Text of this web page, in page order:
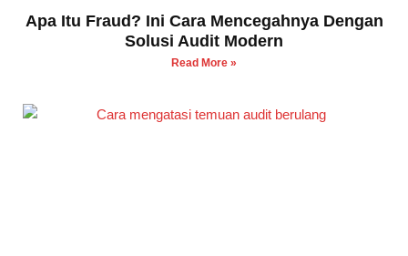
Apa Itu Fraud? Ini Cara Mencegahnya Dengan
Solusi Audit Modern
Read More »